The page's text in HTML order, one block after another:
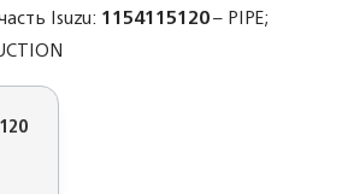
Isuzu: 1154115120– PIPE;